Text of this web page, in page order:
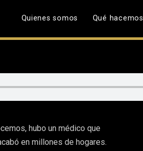
Quienes somos Qué hacemos
hubo un médico que
en millones de hogares.